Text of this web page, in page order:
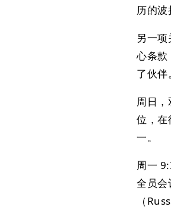
历的波
另一
心条款
了伙伴。
周日
位，在
一。
周一
全员会
（